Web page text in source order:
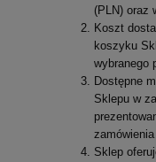
(PLN) oraz
Koszt
koszyku
wybranego
Dostępne
Sklepu w
Sklep